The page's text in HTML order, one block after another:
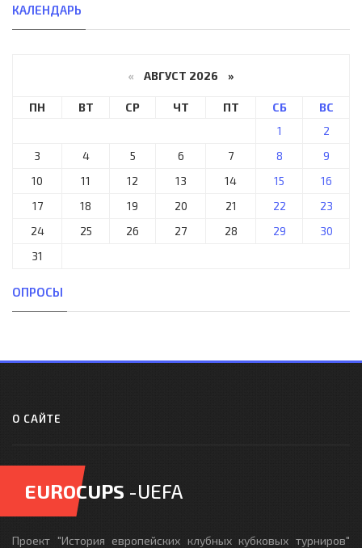
КАЛЕНДАРЬ
« АВГУСТ 2026 »
ПН ВТ СР ЧТ ПТ СБ
ВС
1
2
3
4 5 6 7 8
9
10
11 12 13 14 15
16
17
18 19 20 21 22
23
24
25 26 27 28 29
30
31
ОПРОСЫ
О САЙТЕ
EUROCUPS -UEFA
Проект "История европейских клубных кубковых турниров"